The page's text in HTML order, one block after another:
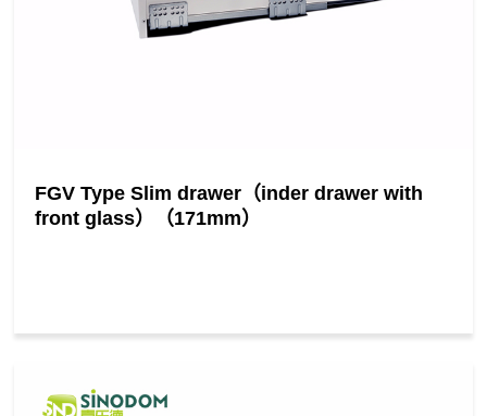
FGV Type Slim drawer（inder drawer with
front glass）（171mm）